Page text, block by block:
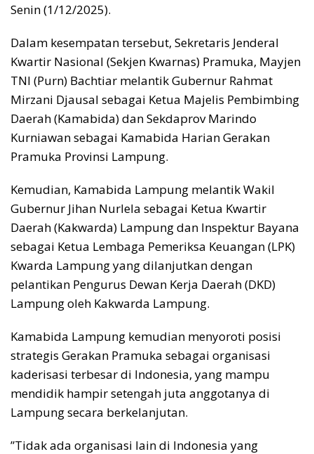
Senin (1/12/2025).
Dalam kesempatan tersebut, Sekretaris Jenderal
Kwartir Nasional (Sekjen Kwarnas) Pramuka, Mayjen
TNI (Purn) Bachtiar melantik Gubernur Rahmat
Mirzani Djausal sebagai Ketua Majelis Pembimbing
Daerah (Kamabida) dan Sekdaprov Marindo
Kurniawan sebagai Kamabida Harian Gerakan
Pramuka Provinsi Lampung.
Kemudian, Kamabida Lampung melantik Wakil
Gubernur Jihan Nurlela sebagai Ketua Kwartir
Daerah (Kakwarda) Lampung dan Inspektur Bayana
sebagai Ketua Lembaga Pemeriksa Keuangan (LPK)
Kwarda Lampung yang dilanjutkan dengan
pelantikan Pengurus Dewan Kerja Daerah (DKD)
Lampung oleh Kakwarda Lampung.
​Kamabida Lampung kemudian menyoroti posisi
strategis Gerakan Pramuka sebagai organisasi
kaderisasi terbesar di Indonesia, yang mampu
mendidik hampir setengah juta anggotanya di
Lampung secara berkelanjutan.
​”Tidak ada organisasi lain di Indonesia yang